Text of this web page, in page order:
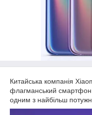
Китайська компанія
флагманський смартфон
одним з найбільш